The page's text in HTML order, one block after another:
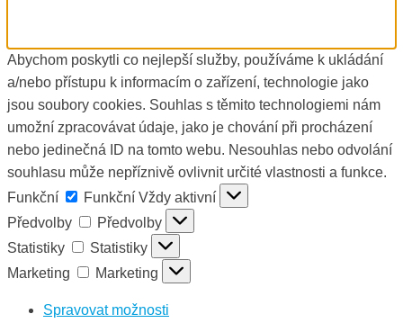
Abychom poskytli co nejlepší služby, používáme k ukládání
a/nebo přístupu k informacím o zařízení, technologie jako
jsou soubory cookies. Souhlas s těmito technologiemi nám
umožní zpracovávat údaje, jako je chování při procházení
nebo jedinečná ID na tomto webu. Nesouhlas nebo odvolání
souhlasu může nepříznivě ovlivnit určité vlastnosti a funkce.
Funkční
Funkční Vždy aktivní
Předvolby
Předvolby
Statistiky
Statistiky
Marketing
Marketing
Spravovat možnosti